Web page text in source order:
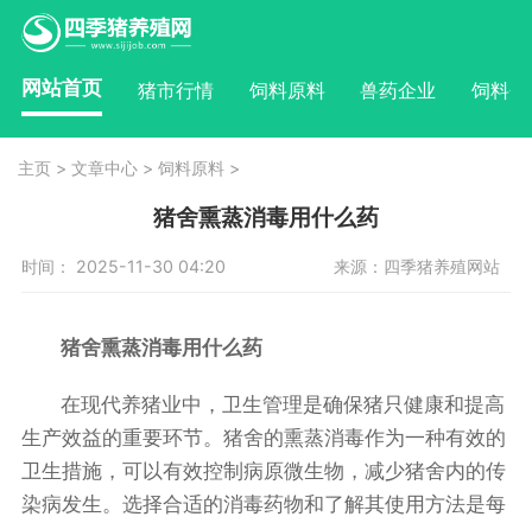
网站首页 猪市行情 饲料原料 兽药企业 饲料
主页 > 文章中心 > 饲料原料 >
猪舍熏蒸消毒用什么药
时间： 2025-11-30 04:20 来源：四季猪养殖网站
猪舍熏蒸消毒用什么药
在现代养猪业中，卫生管理是确保猪只健康和提高
生产效益的重要环节。猪舍的熏蒸消毒作为一种有效的
卫生措施，可以有效控制病原微生物，减少猪舍内的传
染病发生。选择合适的消毒药物和了解其使用方法是每